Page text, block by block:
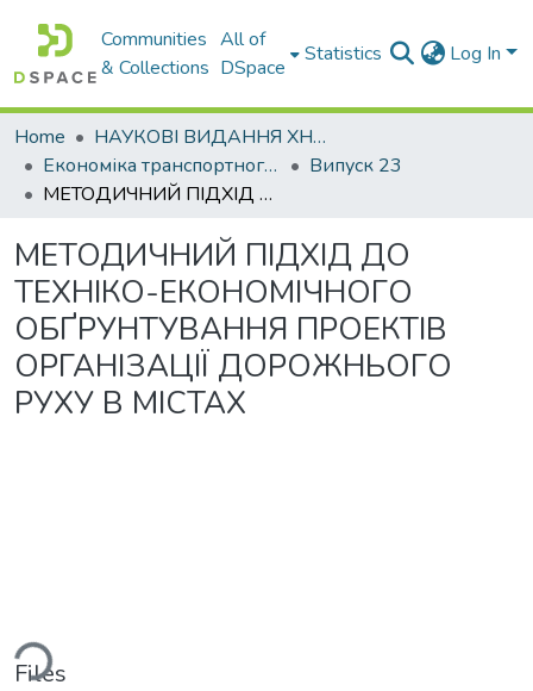
Communities
& Collections
All of
DSpace
Statistics Log In
Home
НАУКОВІ ВИДАННЯ ХНАДУ
Економіка транспортного комплексу
Випуск 23
МЕТОДИЧНИЙ ПІДХІД ДО ТЕХНІКО-ЕКОНОМІЧНОГО ОБҐРУНТУВАННЯ ПРОЕКТІВ ОРГАНІЗАЦІЇ ДОРОЖНЬОГО РУХУ В МІСТАХ
МЕТОДИЧНИЙ ПІДХІД ДО
ТЕХНІКО-ЕКОНОМІЧНОГО
ОБҐРУНТУВАННЯ ПРОЕКТІВ
ОРГАНІЗАЦІЇ ДОРОЖНЬОГО
РУХУ В МІСТАХ
Files